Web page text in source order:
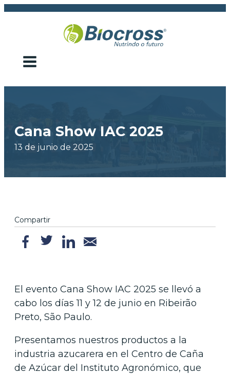
Cana Show IAC 2025
13 de junio de 2025
Compartir
El evento Cana Show IAC 2025 se llevó a
cabo los días 11 y 12 de junio en Ribeirão
Preto, São Paulo.
Presentamos nuestros productos a la
industria azucarera en el Centro de Caña
de Azúcar del Instituto Agronómico, que